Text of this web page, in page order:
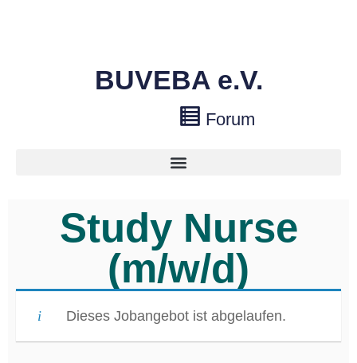
BUVEBA e.V.
Forum
Study Nurse
(m/w/d)
Dieses Jobangebot ist abgelaufen.